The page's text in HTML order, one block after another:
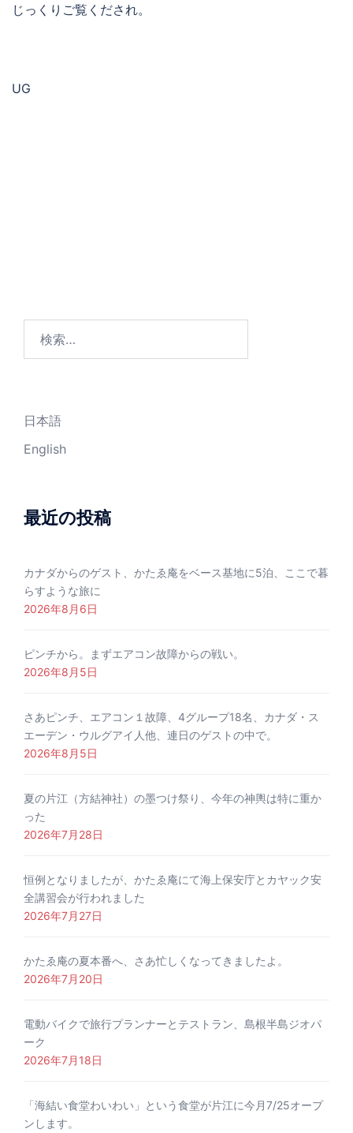
じっくりご覧くだされ。
UG
日本語
English
最近の投稿
カナダからのゲスト、かたゑ庵をベース基地に5泊、ここで暮
らすような旅に
2026年8月6日
ピンチから。まずエアコン故障からの戦い。
2026年8月5日
さあピンチ、エアコン１故障、4グループ18名、カナダ・ス
エーデン・ウルグアイ人他、連日のゲストの中で。
2026年8月5日
夏の片江（方結神社）の墨つけ祭り、今年の神輿は特に重か
った
2026年7月28日
恒例となりましたが、かたゑ庵にて海上保安庁とカヤック安
全講習会が行われました
2026年7月27日
かたゑ庵の夏本番へ、さあ忙しくなってきましたよ。
2026年7月20日
電動バイクで旅行プランナーとテストラン、島根半島ジオパ
ーク
2026年7月18日
「海結い食堂わいわい」という食堂が片江に今月7/25オープ
ンします。